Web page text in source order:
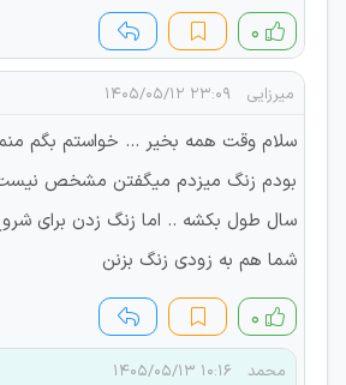
۰
میرزایی ۲۳:۰۹ ۱۴۰۵/۰۵/۱۲
سلام وقت همه بخیر ... خواستم بگم
بودم زنگ میزدم میگفتن مشخص
سال طول بکشه .. اما زنگ زدن برای شروع
شما هم به زودی زنگ بزنن
۰
محمد ۱۰:۱۶ ۱۴۰۵/۰۵/۱۳